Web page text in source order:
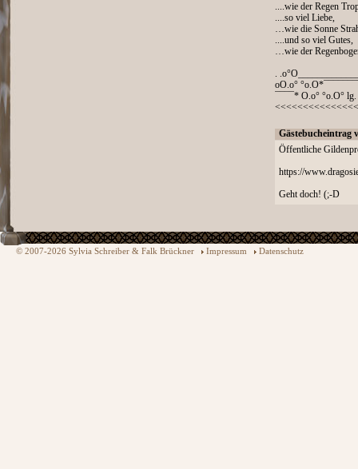
....wie der Regen
....so viel Liebe,
…wie die Sonne
....und so viel Gutes,
…wie der
.
oO.o°
¯¯¯¯* O.o° °o.O°
Gästebucheintrag
Öffentliche
https://
Geht doch! (;-D
© 2007-2026 Sylvia Schreiber & Falk Brückner Impressum Datenschutz